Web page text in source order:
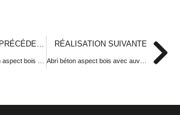
RÉALISATION PRÉCÉDENTE RÉALISATION SUIVANTE
Abri béton aspect bois avec auvent 2 pentes